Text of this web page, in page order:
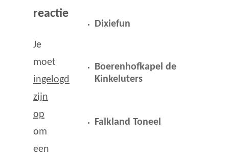
reactie
Je
moet
ingelogd
zijn
op
om
een
Dixiefun
Boerenhofkapel de
Kinkeluters
Falkland Toneel